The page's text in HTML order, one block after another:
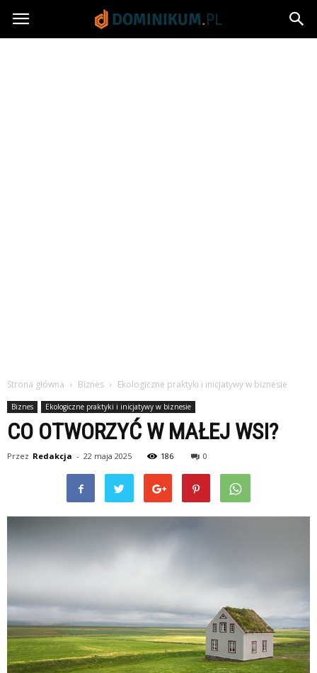
Dominikum.pl
Strona główna Biznes Ekologiczne praktyki i inicjatywy w biznesie
Biznes Ekologiczne praktyki i inicjatywy w biznesie
CO OTWORZYĆ W MAŁEJ WSI?
Przez Redakcja - 22 maja 2025 186 0